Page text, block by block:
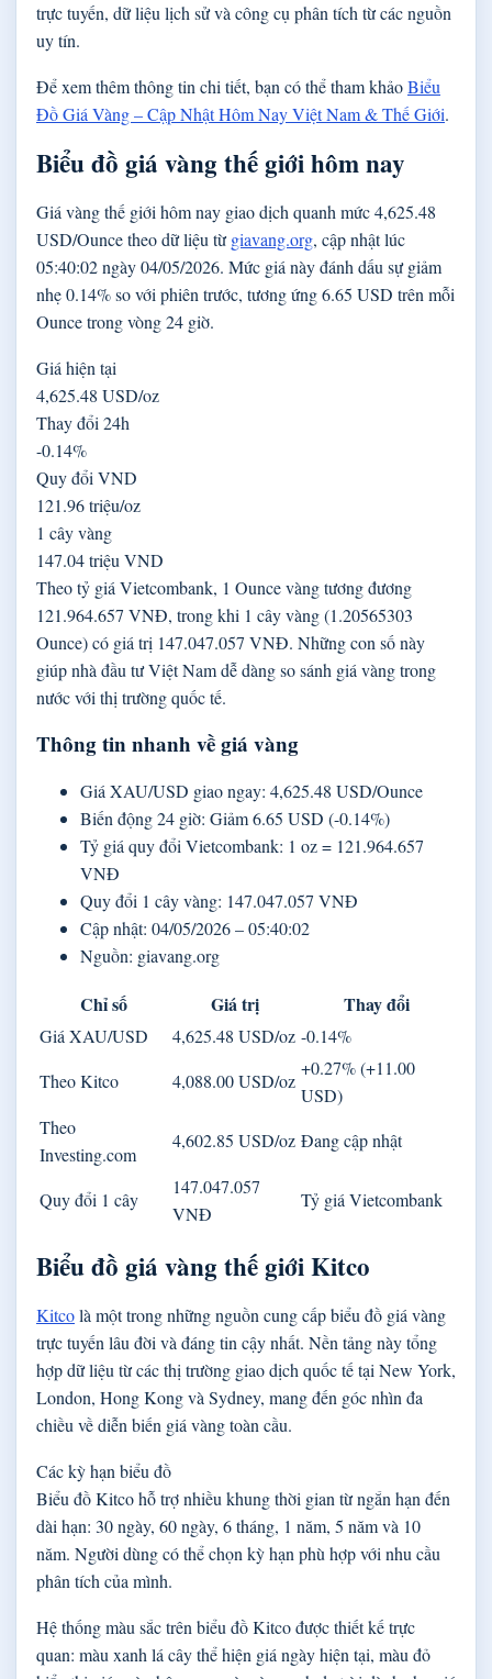
trực tuyến, dữ liệu lịch sử và công cụ phân tích từ các nguồn
uy tín.
Để xem thêm thông tin chi tiết, bạn có thể tham khảoBiểu
Đồ Giá Vàng – Cập Nhật Hôm Nay Việt Nam & Thế Giới.
Biểu đồ giá vàng thế giới hôm nay
Giá vàng thế giới hôm nay giao dịch quanh mức 4,625.48
USD/Ounce theo dữ liệu từgiavang.org, cập nhật lúc
05:40:02 ngày 04/05/2026. Mức giá này đánh dấu sự giảm
nhẹ 0.14% so với phiên trước, tương ứng 6.65 USD trên mỗi
Ounce trong vòng 24 giờ.
Giá hiện tại
4,625.48 USD/oz
Thay đổi 24h
-0.14%
Quy đổi VND
121.96 triệu/oz
1 cây vàng
147.04 triệu VND
Theo tỷ giá Vietcombank, 1 Ounce vàng tương đương
121.964.657 VNĐ, trong khi 1 cây vàng (1.20565303
Ounce) có giá trị 147.047.057 VNĐ. Những con số này
giúp nhà đầu tư Việt Nam dễ dàng so sánh giá vàng trong
nước với thị trường quốc tế.
Thông tin nhanh về giá vàng
Giá XAU/USD giao ngay: 4,625.48 USD/Ounce
Biến động 24 giờ: Giảm 6.65 USD (-0.14%)
Tỷ giá quy đổi Vietcombank: 1 oz = 121.964.657
VNĐ
Quy đổi 1 cây vàng: 147.047.057 VNĐ
Cập nhật: 04/05/2026 – 05:40:02
Nguồn: giavang.org
Chỉ số Giá trị Thay đổi
Giá XAU/USD 4,625.48 USD/oz -0.14%
Theo Kitco
4,088.00 USD/oz
+0.27% (+11.00
USD)
Theo
Investing.com
4,602.85 USD/oz Đang cập nhật
Quy đổi 1 cây
147.047.057
VNĐ
Tỷ giá Vietcombank
Biểu đồ giá vàng thế giới Kitco
Kitcolà một trong những nguồn cung cấp biểu đồ giá vàng
trực tuyến lâu đời và đáng tin cậy nhất. Nền tảng này tổng
hợp dữ liệu từ các thị trường giao dịch quốc tế tại New York,
London, Hong Kong và Sydney, mang đến góc nhìn đa
chiều về diễn biến giá vàng toàn cầu.
Các kỳ hạn biểu đồ
Biểu đồ Kitco hỗ trợ nhiều khung thời gian từ ngắn hạn đến
dài hạn: 30 ngày, 60 ngày, 6 tháng, 1 năm, 5 năm và 10
năm. Người dùng có thể chọn kỳ hạn phù hợp với nhu cầu
phân tích của mình.
Hệ thống màu sắc trên biểu đồ Kitco được thiết kế trực
quan: màu xanh lá cây thể hiện giá ngày hiện tại, màu đỏ